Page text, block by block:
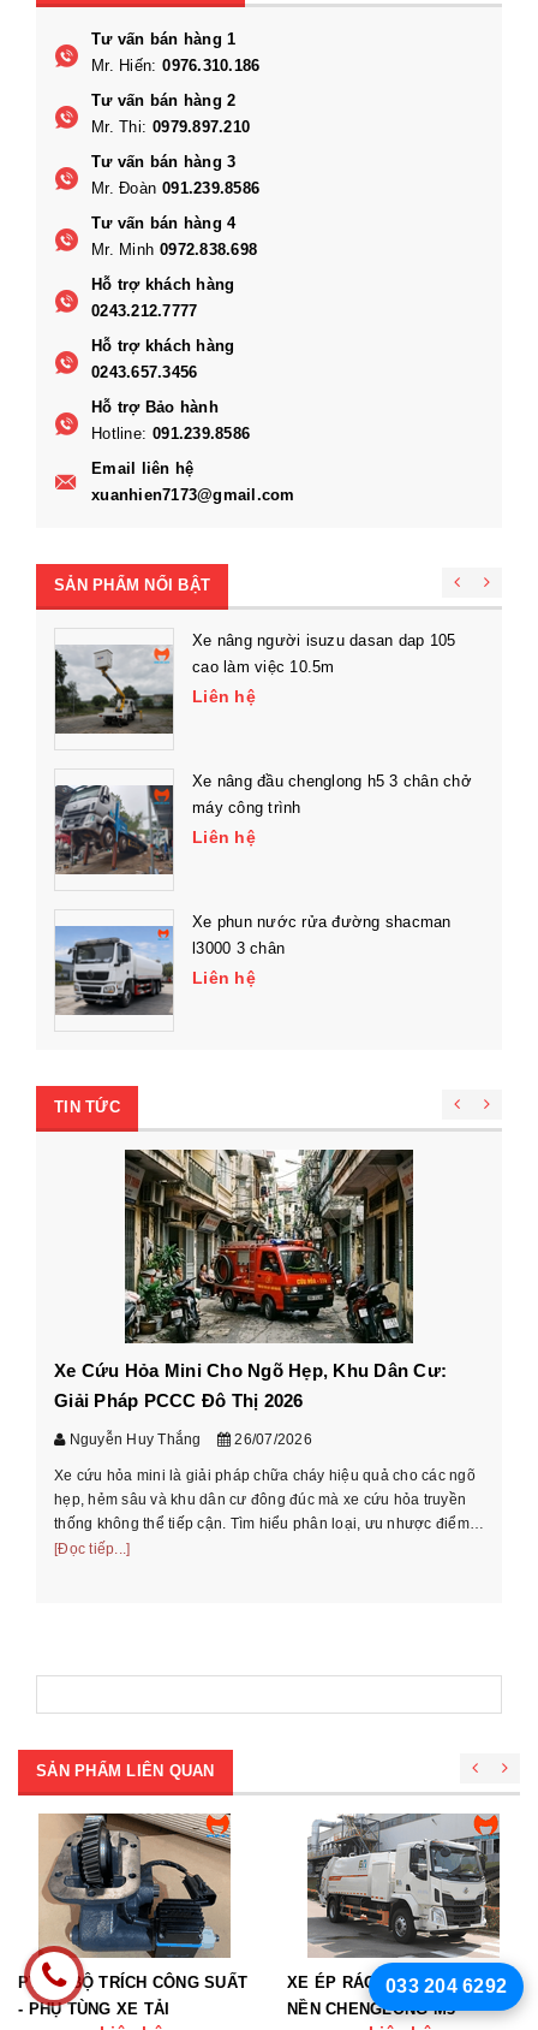
Tư vấn bán hàng 1
Mr. Hiến: 0976.310.186
Tư vấn bán hàng 2
Mr. Thi: 0979.897.210
Tư vấn bán hàng 3
Mr. Đoàn 091.239.8586
Tư vấn bán hàng 4
Mr. Minh 0972.838.698
Hỗ trợ khách hàng
0243.212.7777
Hỗ trợ khách hàng
0243.657.3456
Hỗ trợ Bảo hành
Hotline: 091.239.8586
Email liên hệ
xuanhien7173@gmail.com
SẢN PHẨM NỔI BẬT
Xe nâng người isuzu dasan dap 105
cao làm việc 10.5m
Liên hệ
Xe nâng đầu chenglong h5 3 chân chở
máy công trình
Liên hệ
Xe phun nước rửa đường shacman
l3000 3 chân
Liên hệ
TIN TỨC
Xe Cứu Hỏa Mini Cho Ngõ Hẹp, Khu Dân Cư:
Giải Pháp PCCC Đô Thị 2026
Nguyễn Huy Thắng 26/07/2026
Xe cứu hỏa mini là giải pháp chữa cháy hiệu quả cho các ngõ
hẹp, hẻm sâu và khu dân cư đông đúc mà xe cứu hỏa truyền
thống không thể tiếp cận. Tìm hiểu phân loại, ưu nhược điểm
và cách chọn xe phù ...
[Đọc tiếp...]
SẢN PHẨM LIÊN QUAN
PTO – BỘ TRÍCH CÔNG SUẤT
- PHỤ TÙNG XE TẢI
XE ÉP RÁC ĐIỆN 12 KHỐI
NỀN CHENGLONG M3
033 204 6292